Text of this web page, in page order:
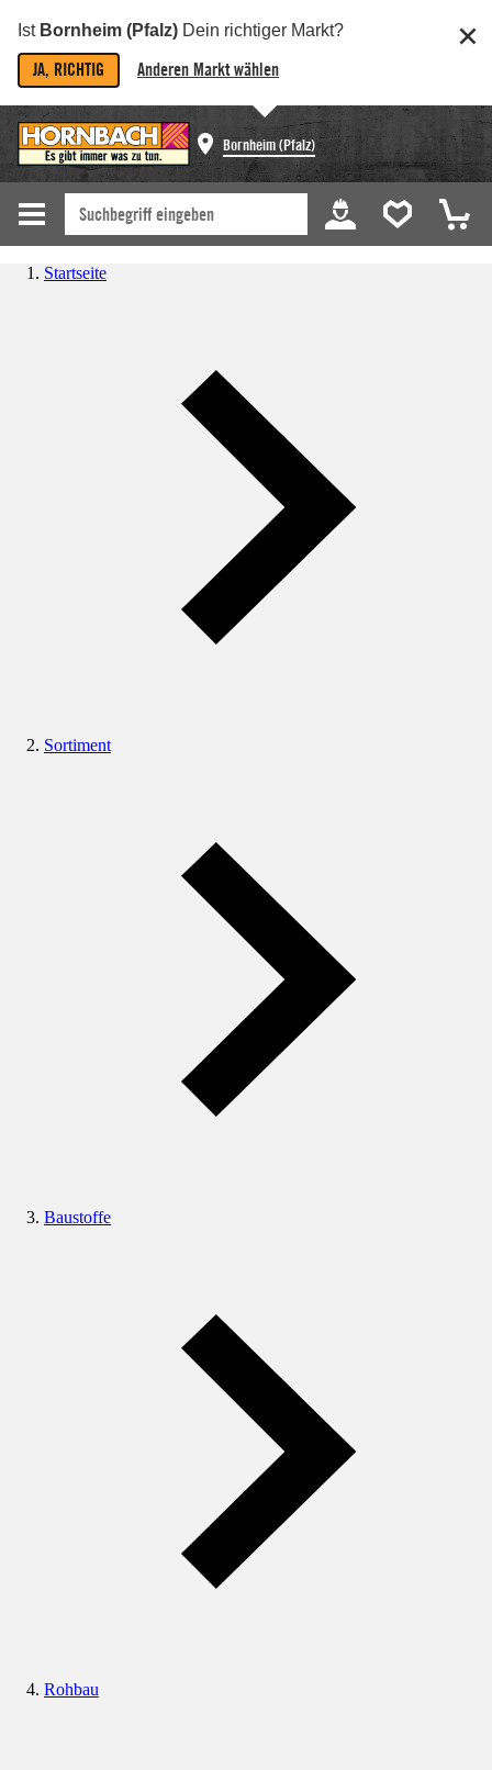
Ist Bornheim (Pfalz) Dein richtiger Markt?
JA, RICHTIG Anderen Markt wählen
Bornheim (Pfalz)
Startseite
Sortiment
Baustoffe
Rohbau